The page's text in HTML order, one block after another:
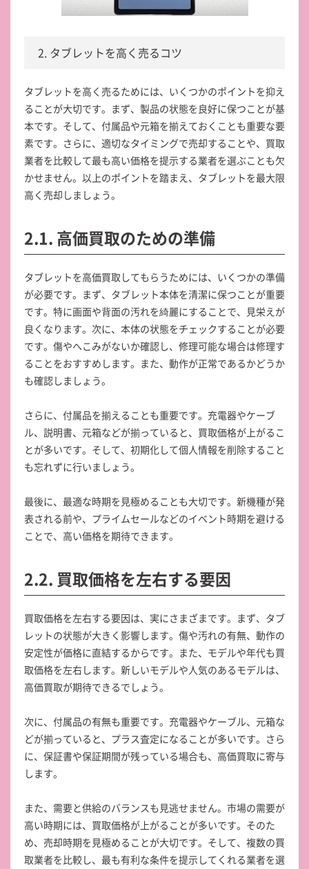
2. タブレットを高く売るコツ
タブレットを高く売るためには、いくつかのポイントを抑え
ることが大切です。まず、製品の状態を良好に保つことが基
本です。そして、付属品や元箱を揃えておくことも重要な要
素です。さらに、適切なタイミングで売却することや、買取
業者を比較して最も高い価格を提示する業者を選ぶことも欠
かせません。以上のポイントを踏まえ、タブレットを最大限
高く売却しましょう。
2.1. 高価買取のための準備
タブレットを高価買取してもらうためには、いくつかの準備
が必要です。まず、タブレット本体を清潔に保つことが重要
です。特に画面や背面の汚れを綺麗にすることで、見栄えが
良くなります。次に、本体の状態をチェックすることが必要
です。傷やへこみがないか確認し、修理可能な場合は修理す
ることをおすすめします。また、動作が正常であるかどうか
も確認しましょう。
さらに、付属品を揃えることも重要です。充電器やケーブ
ル、説明書、元箱などが揃っていると、買取価格が上がるこ
とが多いです。そして、初期化して個人情報を削除すること
も忘れずに行いましょう。
最後に、最適な時期を見極めることも大切です。新機種が発
表される前や、プライムセールなどのイベント時期を避ける
ことで、高い価格を期待できます。
2.2. 買取価格を左右する要因
買取価格を左右する要因は、実にさまざまです。まず、タブ
レットの状態が大きく影響します。傷や汚れの有無、動作の
安定性が価格に直結するからです。また、モデルや年代も買
取価格を左右します。新しいモデルや人気のあるモデルは、
高価買取が期待できるでしょう。
次に、付属品の有無も重要です。充電器やケーブル、元箱な
どが揃っていると、プラス査定になることが多いです。さら
に、保証書や保証期間が残っている場合も、高価買取に寄与
します。
また、需要と供給のバランスも見逃せません。市場の需要が
高い時期には、買取価格が上がることが多いです。そのた
め、売却時期を見極めることが大切です。そして、複数の買
取業者を比較し、最も有利な条件を提示してくれる業者を選